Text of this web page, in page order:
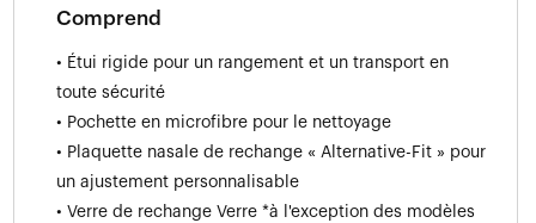
Comprend
• Étui rigide pour un rangement et un transport en
toute sécurité
• Pochette en microfibre pour le nettoyage
• Plaquette nasale de rechange « Alternative-Fit » pour
un ajustement personnalisable
• Verre de rechange Verre *à l'exception des modèles